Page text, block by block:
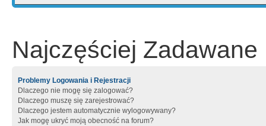
Najczęściej Zadawane
Problemy Logowania i Rejestracji
Dlaczego nie mogę się zalogować?
Dlaczego muszę się zarejestrować?
Dlaczego jestem automatycznie wylogowywany?
Jak mogę ukryć moją obecność na forum?